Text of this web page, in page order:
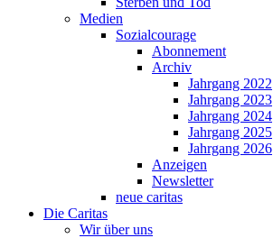
Medien
Sozialcourage
Abonnement
Archiv
Jahrgang 2022
Jahrgang 2023
Jahrgang 2024
Jahrgang 2025
Jahrgang 2026
Anzeigen
Newsletter
neue caritas
Die Caritas
Wir über uns